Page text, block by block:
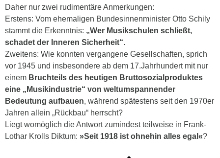
Daher nur zwei rudimentäre Anmerkungen:
Erstens: Vom ehemaligen Bundesinnenminister Otto Schily
stammt die Erkenntnis: „Wer Musikschulen schließt,
schadet der Inneren Sicherheit“.
Zweitens: Wie konnten vergangene Gesellschaften, sprich
vor 1945 und insbesondere ab dem 17.Jahrhundert mit nur
einem Bruchteils des heutigen Bruttosozialproduktes
eine „Musikindustrie“ von weltumspannender
Bedeutung aufbauen, während spätestens seit den 1970er
Jahren allein „Rückbau“ herrscht?
Liegt womöglich die Antwort zumindest teilweise in Frank-
Lothar Krolls Diktum: »Seit 1918 ist ohnehin alles egal«?